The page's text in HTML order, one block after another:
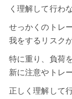
く理解して行わ
せっかくのトレ
我をするリスク
特に重り、負荷
新に注意やトレ
正しく理解して